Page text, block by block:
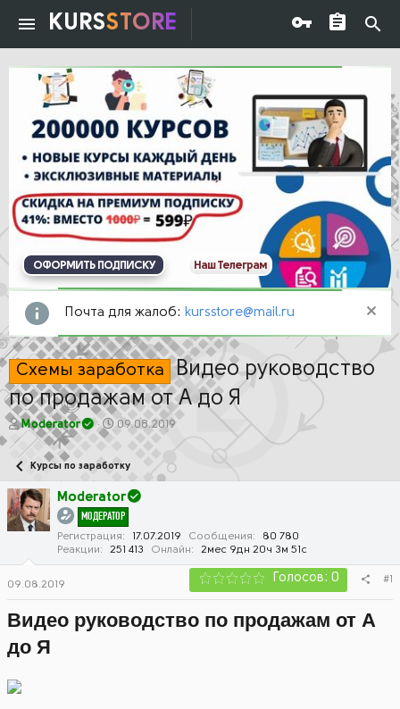
KURSSTORE
ОФОРМИТЬ ПОДПИСКУ Наш Телеграм
Почта для жалоб: kursstore@mail.ru
Схемы заработка Видео руководство
по продажам от А до Я
А
т
о
р
т
е
Moderator
Д
а
а
ч
а
л
а
09.08.2019
Курсы по заработку
Moderator
МОДЕРАТОР
Регистрация 17.07.2019 Сообщения
80 780
Реакции
251 413 Онлайн 2мес 9дн 20ч 3м 51с
09.08.2019 Голосов: 0 #1
Видео руководство по продажам от А
до Я